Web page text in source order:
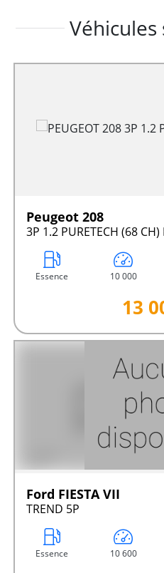
Peugeot 208
3P 1.2 PURETECH (68 CH)
Essence 10 000
13
Ford FIESTA VII
TREND 5P
Essence 10 600